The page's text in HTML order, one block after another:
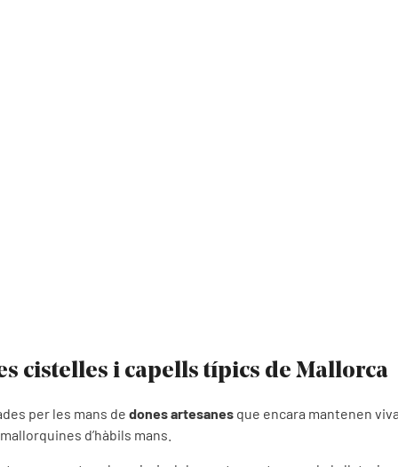
cistelles i capells típics de Mallorca
per les mans de dones artesanes que encara mantenen
d’hàbils mans.